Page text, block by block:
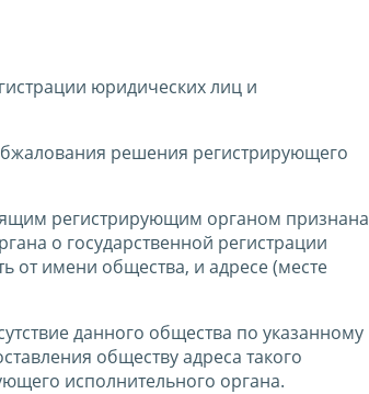
юридических лиц и
решения регистрирующего
регистрирующим органом признана
о государственной регистрации
от имени общества, и адресе (месте
данного общества по указанному
обществу адреса такого
исполнительного органа.